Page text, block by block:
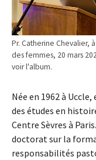
Pr. Catherine Chevalier,
des femmes, 20 mars
voir l'album.
Née en 1962 à
des études en
Centre Sèvres à
doctorat sur la
responsabilités